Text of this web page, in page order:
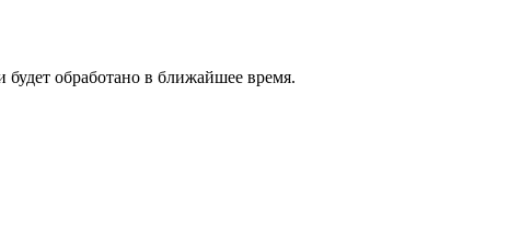
обработано в ближайшее время.